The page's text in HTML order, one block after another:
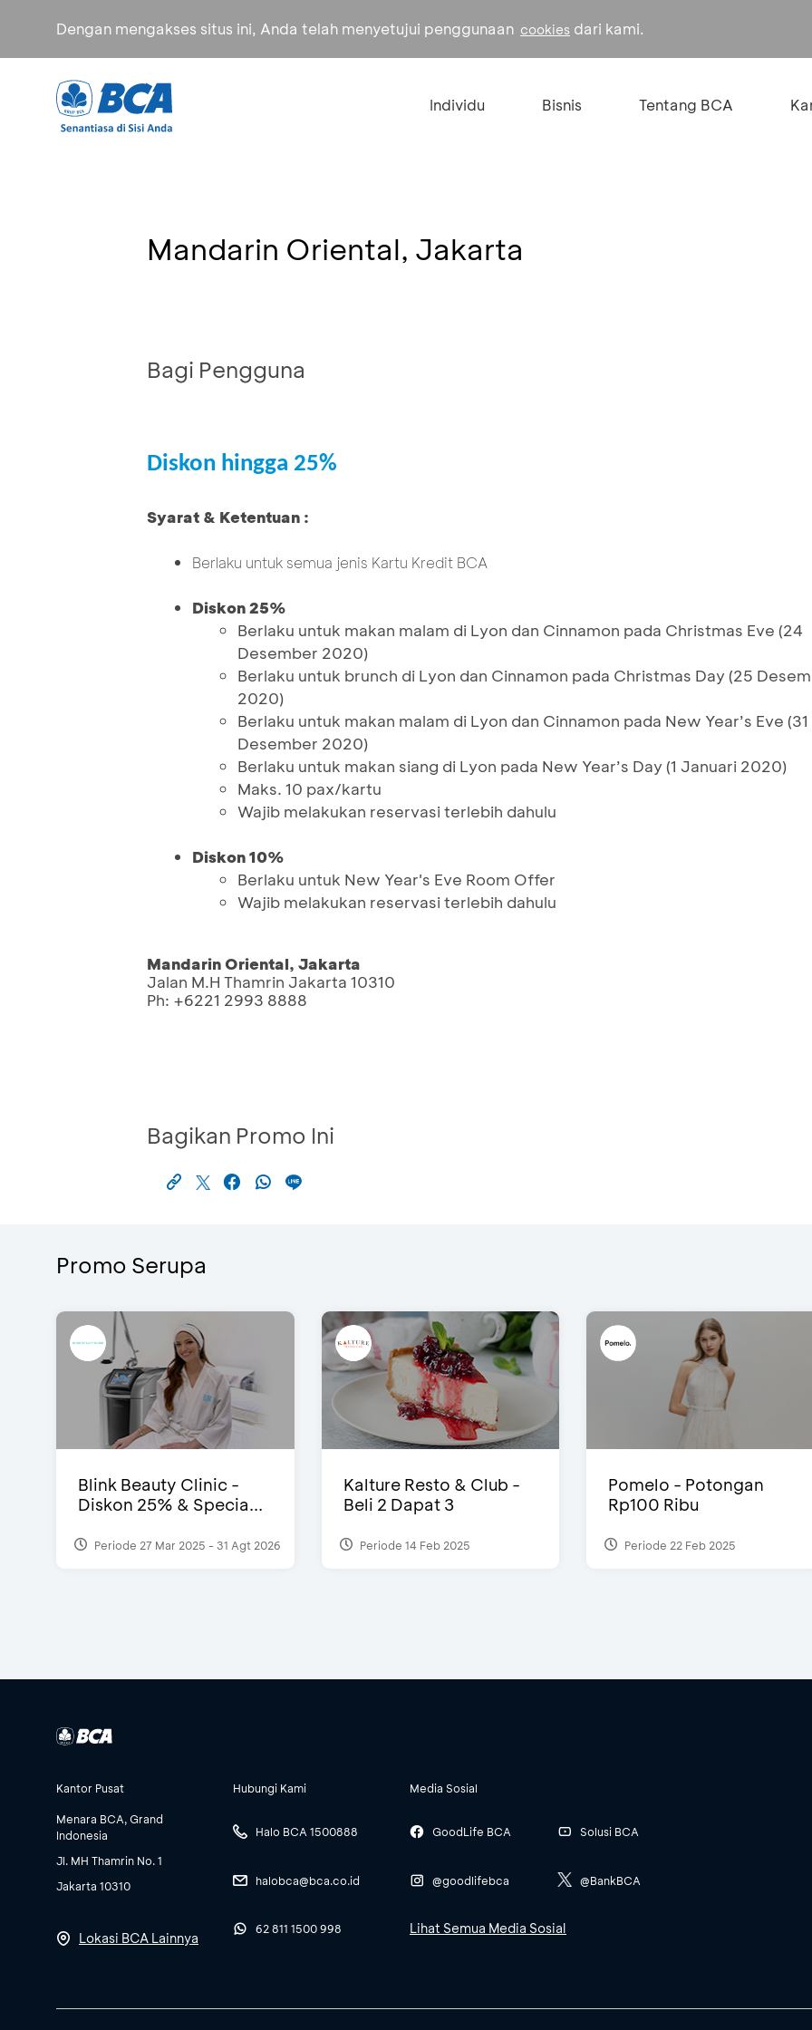
Dengan mengakses situs ini, Anda telah menyetujui penggunaan cookies dari kami.
Individu Bisnis Tentang BCA
Mandarin Oriental, Jakarta
Bagi Pengguna
Diskon hingga 25%
Syarat & Ketentuan :
Berlaku untuk semua jenis Kartu Kredit BCA
Diskon 25%
Berlaku untuk makan malam di Lyon dan Cinnamon pada Christmas Eve (24
Desember 2020)
Berlaku untuk brunch di Lyon dan Cinnamon pada Christmas Day (25
2020)
Berlaku untuk makan malam di Lyon dan Cinnamon pada New Year’s Eve (31
Desember 2020)
Berlaku untuk makan siang di Lyon pada New Year’s Day (1 Januari 2020)
Maks. 10 pax/kartu
Wajib melakukan reservasi terlebih dahulu
Diskon 10%
Berlaku untuk New Year's Eve Room Offer
Wajib melakukan reservasi terlebih dahulu
Mandarin Oriental, Jakarta
Jalan M.H Thamrin Jakarta 10310
Ph: +6221 2993 8888
Bagikan Promo Ini
Promo Serupa
Blink Beauty Clinic -
Diskon 25% & Specia...
Periode 27 Mar 2025 - 31 Agt 2026
Kalture Resto & Club -
Beli 2 Dapat 3
Periode 14 Feb 2025
Pomelo - Potongan
Rp100 Ribu
Periode 22 Feb 2025
Kantor Pusat
Menara BCA, Grand
Indonesia
Jl. MH Thamrin No. 1
Jakarta 10310
Lokasi BCA Lainnya
Hubungi Kami
Halo BCA 1500888
halobca@bca.co.id
62 811 1500 998
Media Sosial
GoodLife BCA
@goodlifebca
Solusi BCA
@BankBCA
Lihat Semua Media Sosial